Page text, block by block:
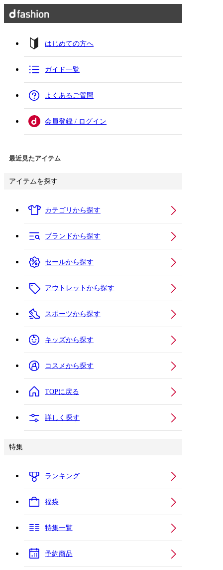
はじめての方へ
ガイド一覧
よくあるご質問
会員登録 / ログイン
最近見たアイテム
アイテムを探す
カテゴリから探す
ブランドから探す
セールから探す
アウトレットから探す
スポーツから探す
キッズから探す
コスメから探す
TOPに戻る
詳しく探す
特集
ランキング
福袋
特集一覧
予約商品